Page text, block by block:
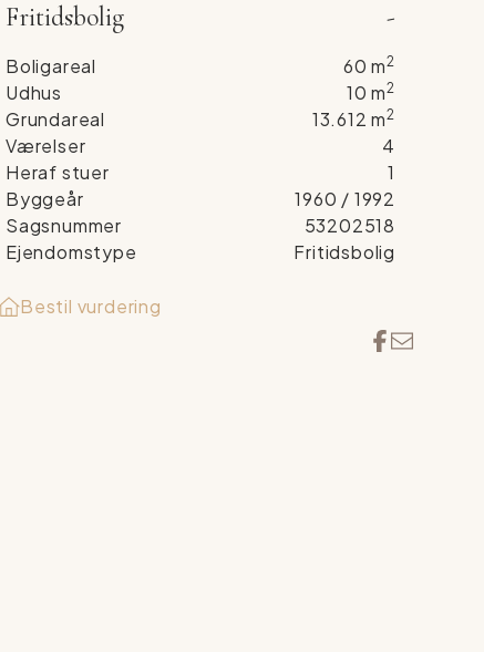
Fritidsbolig -
Boligareal 60 m2
Udhus 10 m2
Grundareal 13.612 m2
Værelser
4
Heraf stuer
1
Byggeår
1960 / 1992
Sagsnummer
53202518
Ejendomstype
Fritidsbolig
Bestil vurdering